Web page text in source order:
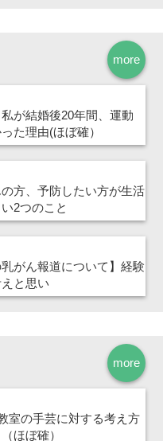
more
私が結婚後20年間、運動
た理由(ほぼ確）
の方、予防したい方が生活
2つのこと
乳がん報道について】経験
と思い
more
室の手芸に対する考え方
ほぼ確）